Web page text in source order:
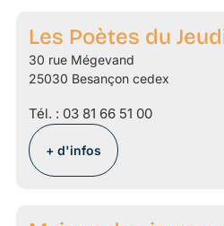
Les Poètes du
30 rue Mégevand
25030 Besançon cedex
Tél. : 03 81 66 51 00
+ d'infos